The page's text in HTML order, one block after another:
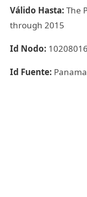
Válido Hasta: The
through 2015
Id Nodo: 10208016
Id Fuente: